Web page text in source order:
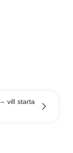
vill starta